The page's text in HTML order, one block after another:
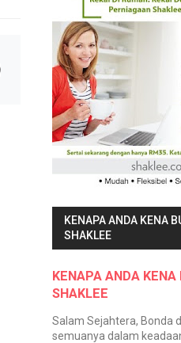
KENAPA ANDA KENA
SHAKLEE
KENAPA ANDA KENA
SHAKLEE
Salam Sejahtera, Bonda
semuanya dalam